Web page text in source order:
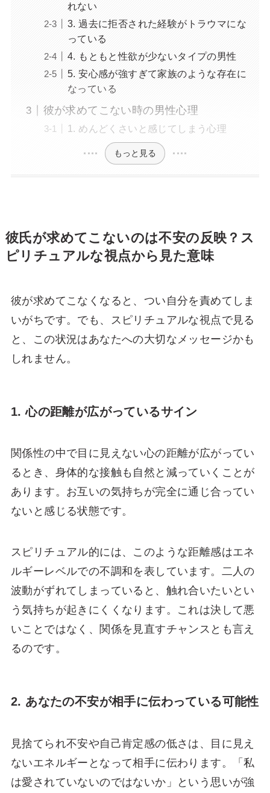
れない
3. 過去に拒否された経験がトラウマにな
っている
4. もともと性欲が少ないタイプの男性
5. 安心感が強すぎて家族のような存在に
なっている
彼が求めてこない時の男性心理
1. めんどくさいと感じてしまう心理
もっと見る
彼氏が求めてこないのは不安の反映？ス
ピリチュアルな視点から見た意味
彼が求めてこなくなると、つい自分を責めてしま
いがちです。でも、スピリチュアルな視点で見る
と、この状況はあなたへの大切なメッセージかも
しれません。
1. 心の距離が広がっているサイン
関係性の中で目に見えない心の距離が広がってい
るとき、身体的な接触も自然と減っていくことが
あります。お互いの気持ちが完全に通じ合ってい
ないと感じる状態です。
スピリチュアル的には、このような距離感はエネ
ルギーレベルでの不調和を表しています。二人の
波動がずれてしまっていると、触れ合いたいとい
う気持ちが起きにくくなります。これは決して悪
いことではなく、関係を見直すチャンスとも言え
るのです。
2. あなたの不安が相手に伝わっている可能性
見捨てられ不安や自己肯定感の低さは、目に見え
ないエネルギーとなって相手に伝わります。「私
は愛されていないのではないか」という思いが強